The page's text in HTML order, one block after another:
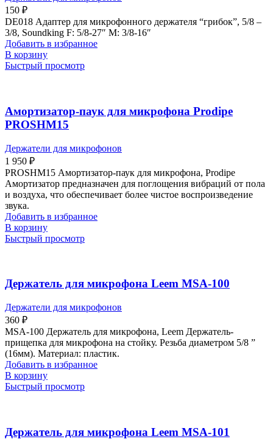
150 ₽
DE018 Адаптер для микрофонного держателя “грибок”, 5/8 –
3/8, Soundking F: 5/8-27″ M: 3/8-16″
Добавить в избранное
В корзину
Быстрый просмотр
Амортизатор-паук для микрофона Prodipe
PROSHM15
Держатели для микрофонов
1 950 ₽
PROSHM15 Амортизатор-паук для микрофона, Prodipe
Амортизатор предназначен для поглощения вибраций от пола
и воздуха, что обеспечивает более чистое воспроизведение
звука.
Добавить в избранное
В корзину
Быстрый просмотр
Держатель для микрофона Leem MSA-100
Держатели для микрофонов
360 ₽
MSA-100 Держатель для микрофона, Leem Держатель-
прищепка для микрофона на стойку. Резьба диаметром 5/8 ”
(16мм). Материал: пластик.
Добавить в избранное
В корзину
Быстрый просмотр
Держатель для микрофона Leem MSA-101